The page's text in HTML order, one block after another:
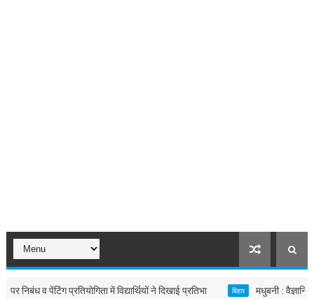
प्रतियोगिता में विद्यार्थियों ने दिखाई प्रतिभा बिहार मधुबनी : वैज्ञानिक